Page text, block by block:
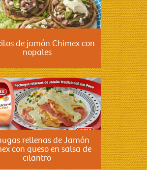
de jamón Chimex con
nopales
rellenas de Jamón
con queso en salsa de
cilantro